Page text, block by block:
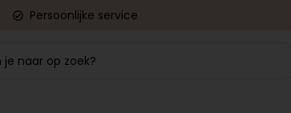
Persoonlijke service